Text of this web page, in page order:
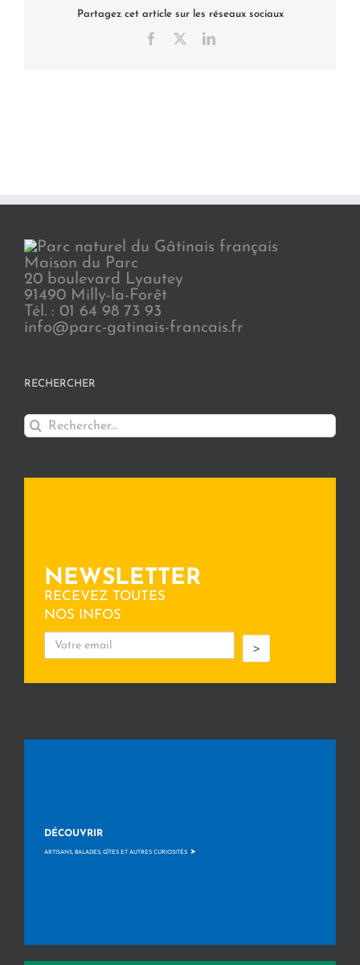
Partagez cet article sur les réseaux sociaux
Facebook LinkedIn
Maison du Parc
20 boulevard Lyautey
91490 Milly-la-Forêt
Tél. : 01 64 98 73 93
info@parc-gatinais-francais.fr
RECHERCHER
Rechercher:
NEWSLETTER
RECEVEZ TOUTES
NOS INFOS
>
DÉCOUVRIR
ARTISANS, BALADES, GÎTES ET AUTRES CURIOSITÉS >